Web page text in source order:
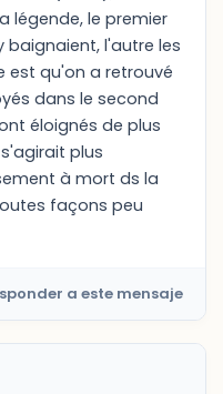
légende, le premier
l'autre les
est qu'on a retrouvé
dans le second
éloignés de plus
plus
à mort ds la
façons peu
a este mensaje